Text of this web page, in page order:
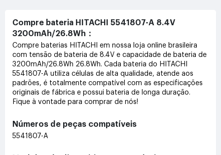
Compre bateria HITACHI 5541807-A 8.4V
3200mAh/26.8Wh：
Compre baterias HITACHI em nossa loja online brasileira
com tensão de bateria de 8.4V e capacidade de bateria de
3200mAh/26.8Wh 26.8Wh. Cada bateria do HITACHI
5541807-A utiliza células de alta qualidade, atende aos
padrões, é totalmente compatível com as especificações
originais de fábrica e possui bateria de longa duração.
Fique à vontade para comprar de nós!
Números de peças compatíveis
5541807-A